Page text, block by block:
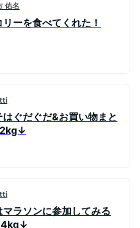
佑名
ーを食べてくれた！
ぐだぐだ&お買い物まと
マラソンに参加してみる